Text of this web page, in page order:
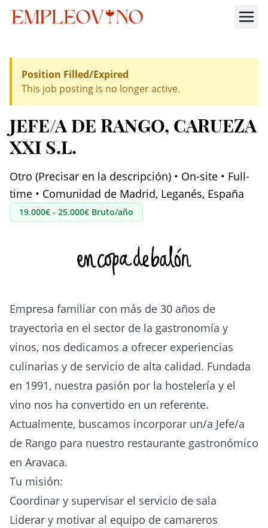
Position Filled/Expired
This job posting is no longer active.
JEFE/A DE RANGO, CARUEZA
XXI S.L.
Otro (Precisar en la descripción) • On-site • Full-
time • Comunidad de Madrid, Leganés, España
19.000€ - 25.000€ Bruto/año
Empresa familiar con más de 30 años de
trayectoria en el sector de la gastronomía y
vinos, nos dedicamos a ofrecer experiencias
culinarias y de servicio de alta calidad. Fundada
en 1991, nuestra pasión por la hostelería y el
vino nos ha convertido en un referente.
Actualmente, buscamos incorporar un/a Jefe/a
de Rango para nuestro restaurante gastronómico
en Aravaca.
Tu misión:
Coordinar y supervisar el servicio de sala
Liderar y motivar al equipo de camareros